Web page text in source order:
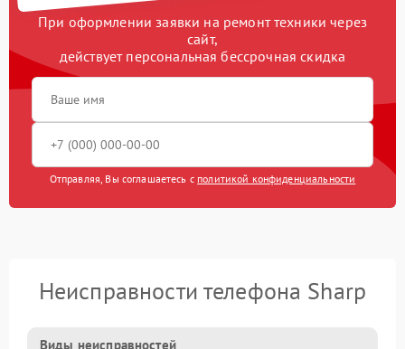
При оформлении заявки на ремонт техники через
сайт,
действует персональная бессрочная скидка
Отправляя, Вы соглашаетесь с политикой конфиденциальности
Неисправности телефона Sharp
Виды неисправностей